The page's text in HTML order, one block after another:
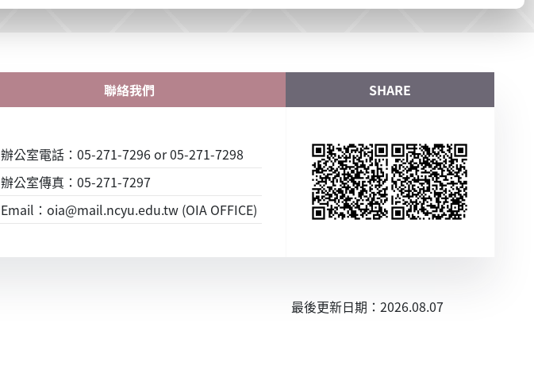
聯絡我們 SHARE
辦公室電話：05-271-7296 or 05-271-7298
辦公室傳真：05-271-7297
Email：oia@mail.ncyu.edu.tw (OIA OFFICE)
最後更新日期：2026.08.07